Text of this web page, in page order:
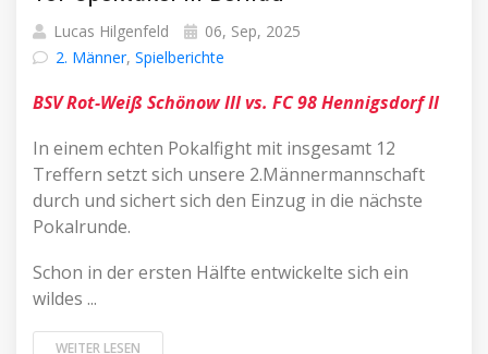
Lucas Hilgenfeld
06, Sep, 2025
2. Männer, Spielberichte
BSV Rot-Weiß Schönow III vs. FC 98 Hennigsdorf II
In einem echten Pokalfight mit insgesamt 12
Treffern setzt sich unsere 2.Männermannschaft
durch und sichert sich den Einzug in die nächste
Pokalrunde.
Schon in der ersten Hälfte entwickelte sich ein
wildes ...
WEITER LESEN